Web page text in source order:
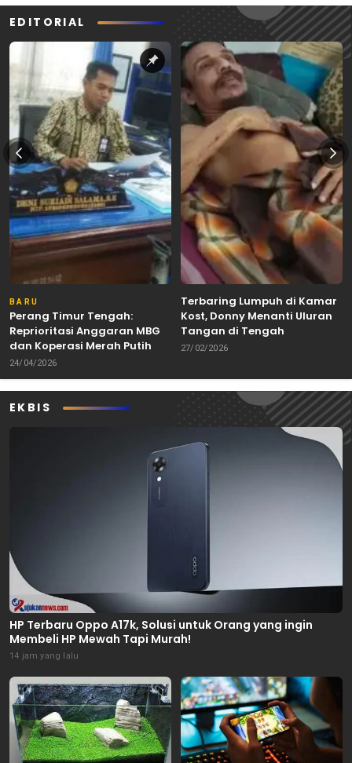
EDITORIAL
BARU
Perang Timur Tengah:
Reprioritasi Anggaran MBG
dan Koperasi Merah Putih
24/04/2026
Terbaring Lumpuh di Kamar
Kost, Donny Menanti Uluran
Tangan di Tengah
Keterbatasan
27/02/2026
EKBIS
HP Terbaru Oppo A17k, Solusi untuk Orang yang ingin
Membeli HP Mewah Tapi Murah!
14 jam yang lalu